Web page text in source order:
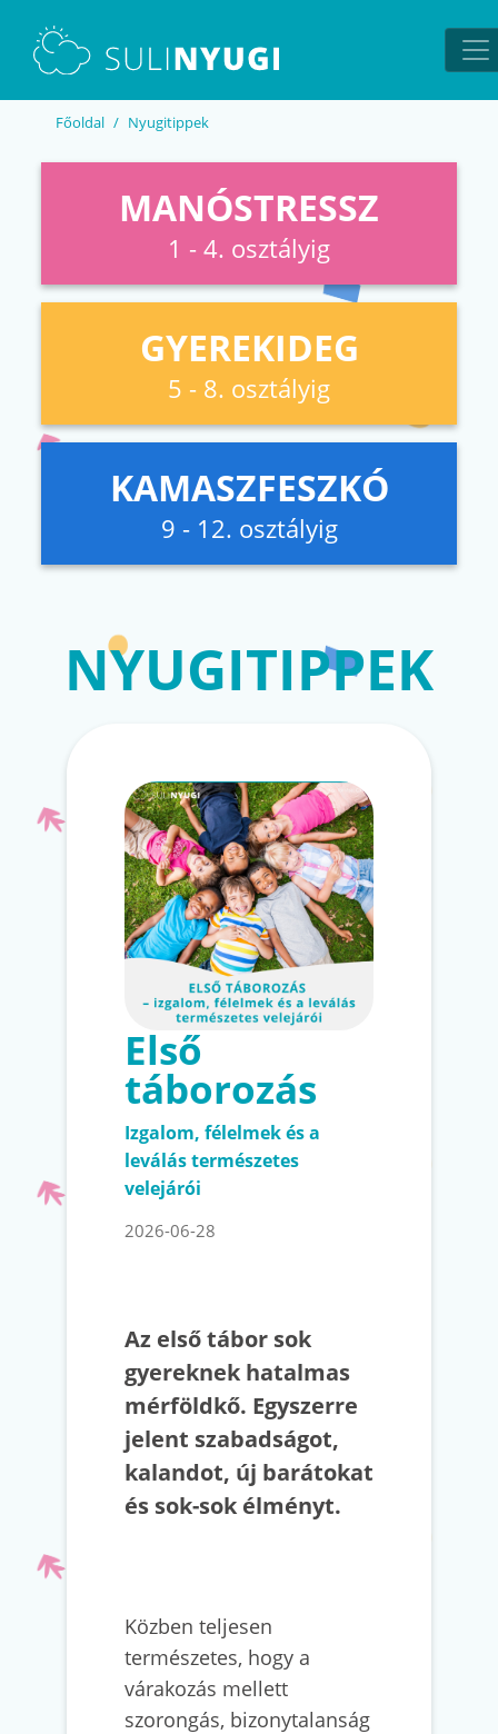
Főoldal Nyugitippek
MANÓSTRESSZ
1 - 4. osztályig
GYEREKIDEG
5 - 8. osztályig
KAMASZFESZKÓ
9 - 12. osztályig
NYUGITIPPEK
Első
táborozás
Izgalom, félelmek és a
leválás természetes
velejárói
2026-06-28
Az első tábor sok
gyereknek hatalmas
mérföldkő. Egyszerre
jelent szabadságot,
kalandot, új barátokat
és sok-sok élményt.
Közben teljesen
természetes, hogy a
várakozás mellett
szorongás, bizonytalanság